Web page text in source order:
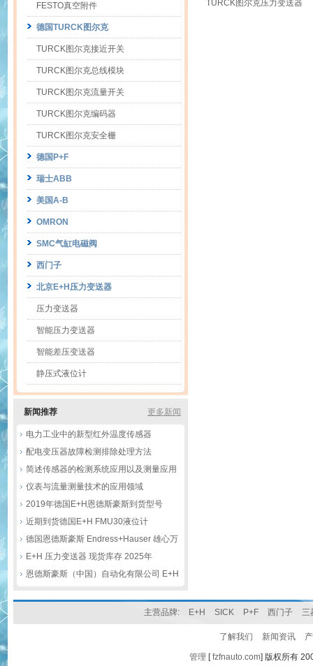
FESTO真空附件
德国TURCK图尔克
TURCK图尔克接近开关
TURCK图尔克总线模块
TURCK图尔克流量开关
TURCK图尔克编码器
TURCK图尔克安全栅
德国P+F
瑞士ABB
美国A-B
OMRON
SMC气缸电磁阀
西门子
北京E+H压力变送器
压力变送器
智能压力变送器
智能差压变送器
静压式液位计
新闻推荐 更多新闻
电力工业中的新型红外温度传感器
配电变压器故障检测排除处理方法
简述传感器的检测系统应用以及测量应用
仪表与流量测量技术的应用领域
2019年德国E+H恩德斯豪斯到货型号
近期到货德国E+H FMU30液位计
CPS11D电极等
德国恩德斯豪斯 Endress+Hauser 雄心万
丈，2021再创佳绩
E+H 压力变送器 现货库存 2025年
恩德斯豪斯（中国）自动化有限公司 E+H
TURCK图尔克压力变送器
主营品牌: E+H SICK P+F 西门子 三
了解我们 新闻资讯
管理 [fzfnauto.com] 版权所有